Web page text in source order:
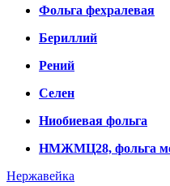
Фольга фехралевая
Бериллий
Рений
Селен
Ниобиевая фольга
НМЖМЦ28, фольга
Нержавейка